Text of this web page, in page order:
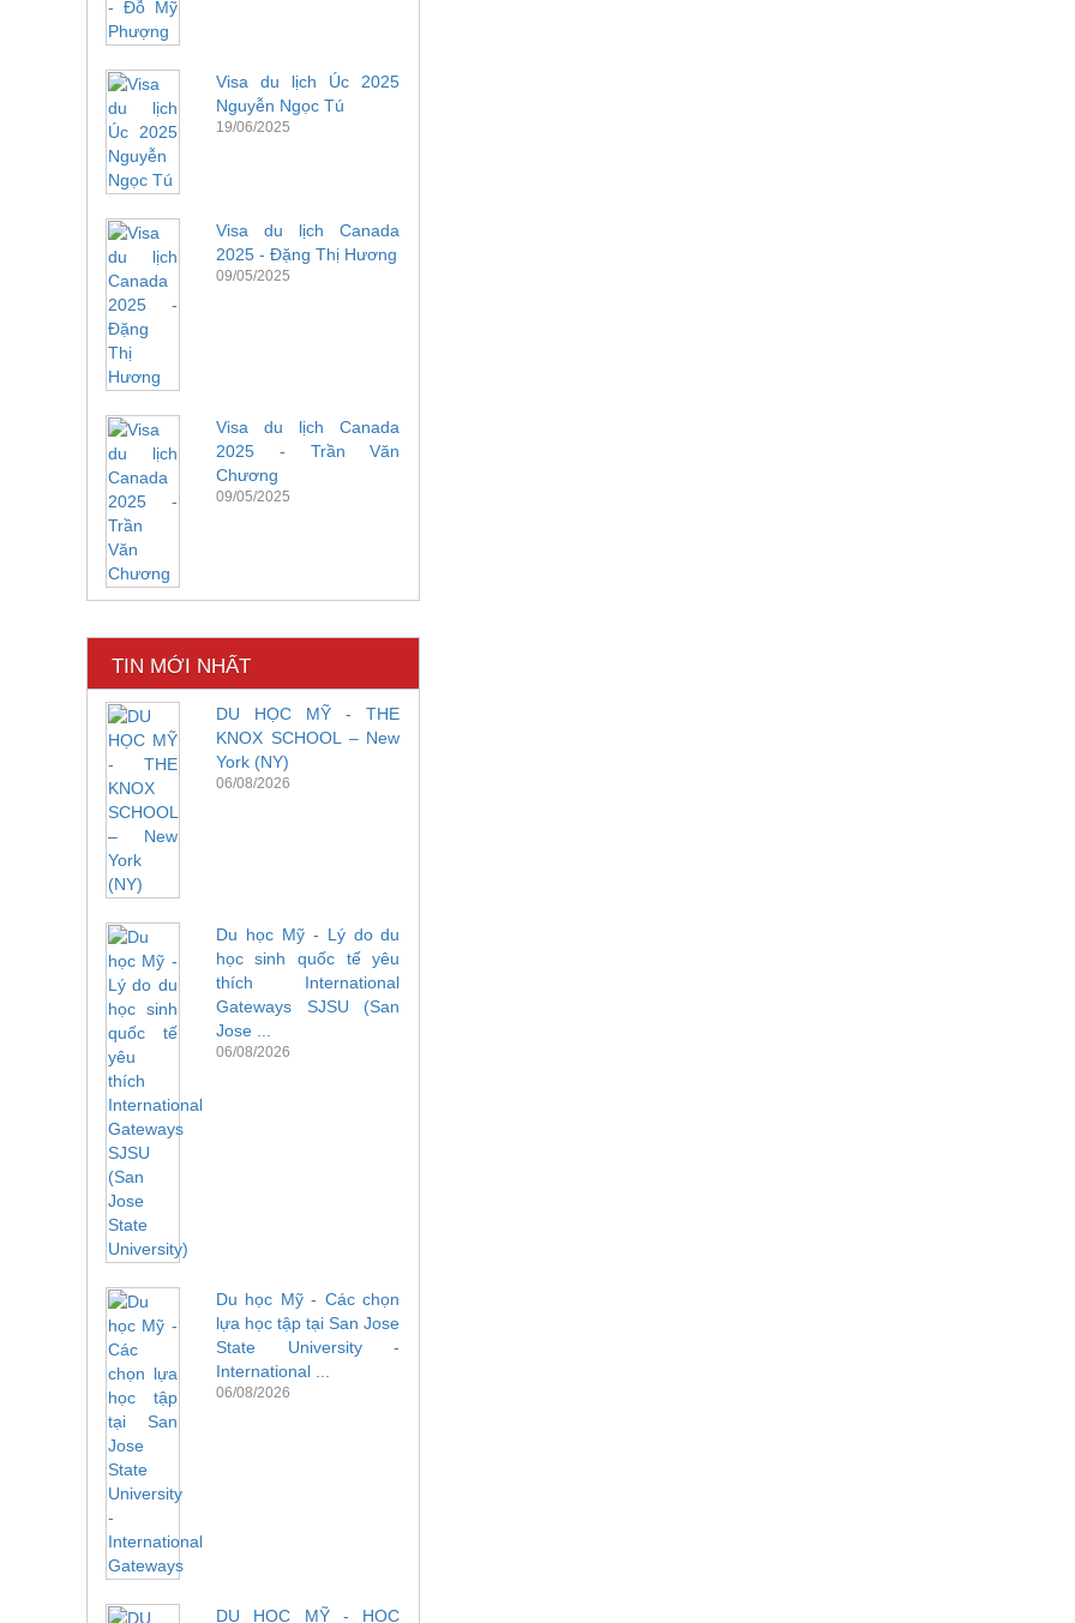
Visa du lịch Úc 2025
Nguyễn Ngọc Tú
19/06/2025
Visa du lịch Canada
2025 - Đặng Thị Hương
09/05/2025
Visa du lịch Canada
2025 - Trần Văn
Chương
09/05/2025
TIN MỚI NHẤT
DU HỌC MỸ - THE
KNOX SCHOOL – New
York (NY)
06/08/2026
Du học Mỹ - Lý do du
học sinh quốc tế yêu
thích International
Gateways SJSU (San
Jose ...
06/08/2026
Du học Mỹ - Các chọn
lựa học tập tại San Jose
State University -
International ...
06/08/2026
DU HỌC MỸ - HỌC